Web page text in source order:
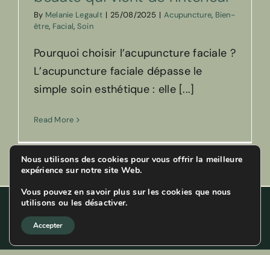
By Melanie Legault | 25/08/2025 | Acupuncture, Bien-
être, Facial, Soin
Pourquoi choisir l’acupuncture faciale ?
L’acupuncture faciale dépasse le
simple soin esthétique : elle [...]
Read More
Nous utilisons des cookies pour vous offrir la meilleure
expérience sur notre site Web.
Vous pouvez en savoir plus sur les cookies que nous
utilisons ou les désactiver.
Accepter